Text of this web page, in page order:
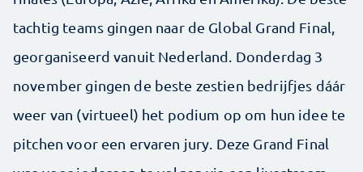
tachtig teams gingen naar de Global Grand Final,
georganiseerd vanuit Nederland. Donderdag 3
november gingen de beste zestien bedrijfjes dáár
weer van (virtueel) het podium op om hun idee te
pitchen voor een ervaren jury. Deze Grand Final